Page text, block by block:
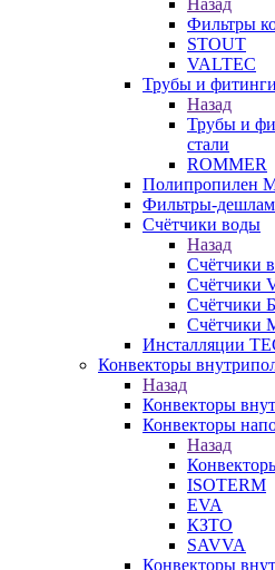
Назад
Фильтры
STOUT
VALTEC
Трубы и
Назад
Трубы и
стали
ROMMER
Полипропилен
Фильтры-
Счётчики воды
Назад
Счётчики
Счётчики
Счётчики
Счётчики
Инсталляции
Конвекторы
Назад
Конвекторы
Конвекторы
Назад
ISOTERM
EVA
КЗТО
SAVVA
Конвекторы